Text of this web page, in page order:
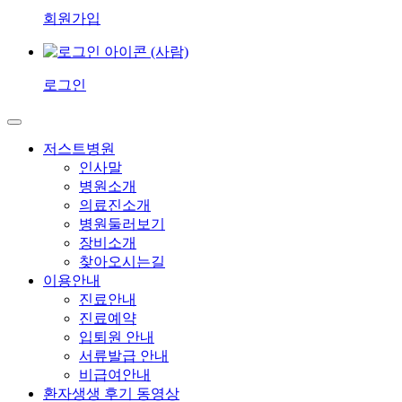
회원가입
로그인
저스트병원
인사말
병원소개
의료진소개
병원둘러보기
장비소개
찾아오시는길
이용안내
진료안내
진료예약
입퇴원 안내
서류발급 안내
비급여안내
환자생생 후기 동영상